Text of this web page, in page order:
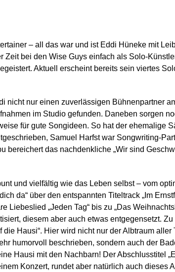
– all das war und ist Eddi Hüneke mit
Zeit bei den Wise Guys einfach als Solo-
Aktuell erscheint bereits sein viertes
nicht nur einen zuverlässigen Bühnenpartner
im Studio gefunden. Daneben sorgen
für gute Songideen. So hat der ehemalige
Samuel Harfst war Songwriting-
bereichert das nachdenkliche „Wir sind
und vielfältig wie das Leben selbst – vom
da“ über den entspannten Titeltrack „Im
Liebeslied „Jeden Tag“ bis zu „Das
diesem aber auch etwas entgegensetzt.
die Hausi“. Hier wird nicht nur der Albtraum
humorvoll beschrieben, sondern auch der
Hausi mit den Nachbarn! Der Abschlusstitel
Konzert, rundet aber natürlich auch dieses